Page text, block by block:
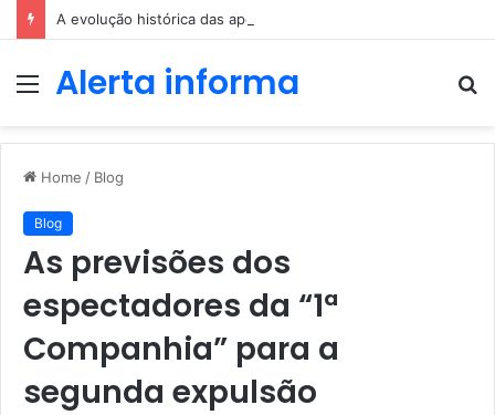
A evolução histórica das apostas ao longo dos séculos
MenuAlerta informa
Home / Blog
Blog
As previsões dos
espectadores da “1ª
Companhia” para a
segunda expulsão